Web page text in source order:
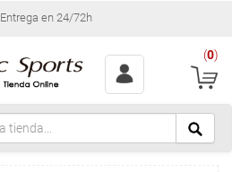
Entrega en 24/72h
(0)